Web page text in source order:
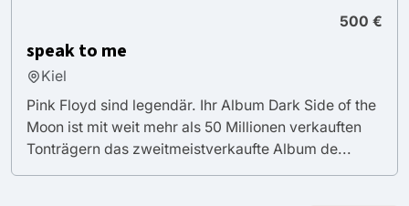
500 €
speak to me
Kiel
Pink Floyd sind legendär. Ihr Album Dark Side of the
Moon ist mit weit mehr als 50 Millionen verkauften
Tonträgern das zweitmeistverkaufte Album de...